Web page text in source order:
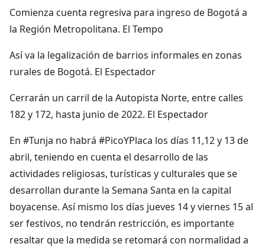
Comienza cuenta regresiva para ingreso de Bogotá a
la Región Metropolitana. El Tempo
Así va la legalización de barrios informales en zonas
rurales de Bogotá. El Espectador
Cerrarán un carril de la Autopista Norte, entre calles
182 y 172, hasta junio de 2022. El Espectador
En #Tunja no habrá #PicoYPlaca los días 11,12 y 13 de
abril, teniendo en cuenta el desarrollo de las
actividades religiosas, turísticas y culturales que se
desarrollan durante la Semana Santa en la capital
boyacense. Así mismo los días jueves 14 y viernes 15 al
ser festivos, no tendrán restricción, es importante
resaltar que la medida se retomará con normalidad a